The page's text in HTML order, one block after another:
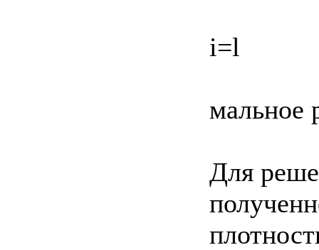
i=l
мальное
Для